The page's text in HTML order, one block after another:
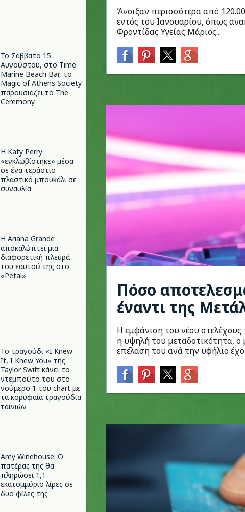
Το Σάββατο 15
Αυγούστου, στο Time
Marine Beach Bar, το
Magic of Athens Society
παρουσιάζει το The
Ceremony
H Katy Perry
«εγκλωβίστηκε» μέσα
σε ένα τεράστιο
πλαστικό μπουκάλι σε
συναυλία
Η Ariana Grande
αποκαλύπτει μια
διαφορετική πλευρά
του εαυτού της στο
«Petal»
Το τραγούδι «I Knew
It, I Knew You» της
Taylor Swift κάνει το
ντεμπούτο του στο
νούμερο 1 του chart με
τα κορυφαία τραγούδια
ταινιών
Amy Winehouse: Ο
πατέρας της θα
πληρώσει 1,1
εκατομμύριο λίρες σε
δυο φίλες της
Άνοιξαν περισσότερα από
εντός του Ιανουαρίου, όπως
Φροντίδας Υγείας Μάριος...
Πόσο
έναντι της
Η εμφάνιση του νέου στελέχους
η υψηλή του μεταδοτικότητα, ο
επέλαση του ανά την υφήλιο